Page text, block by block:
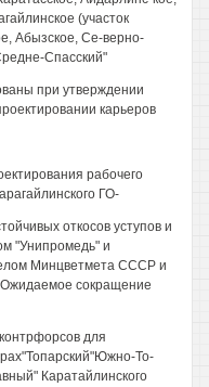
(участок
Абызское, Се-верно-
Спасский"
при утверждении
карьеров
рабочего
ГО-
откосов уступов и
"Унипромедь" и
Минцветмета СССР и
Ожидаемое сокращение
для
То-
Каратайлинского